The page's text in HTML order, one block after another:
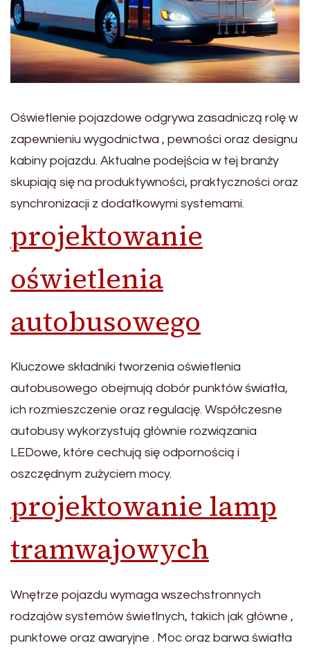
Oświetlenie pojazdowe odgrywa zasadniczą rolę w
zapewnieniu wygodnictwa , pewności oraz designu
kabiny pojazdu. Aktualne podejścia w tej branży
skupiają się na produktywności, praktyczności oraz
synchronizacji z dodatkowymi systemami.
projektowanie
oświetlenia
autobusowego
Kluczowe składniki tworzenia oświetlenia
autobusowego obejmują dobór punktów światła,
ich rozmieszczenie oraz regulację. Współczesne
autobusy wykorzystują głównie rozwiązania
LEDowe, które cechują się odpornością i
oszczędnym zużyciem mocy.
projektowanie lamp
tramwajowych
Wnętrze pojazdu wymaga wszechstronnych
rodzajów systemów świetlnych, takich jak główne ,
punktowe oraz awaryjne . Moc oraz barwa światła